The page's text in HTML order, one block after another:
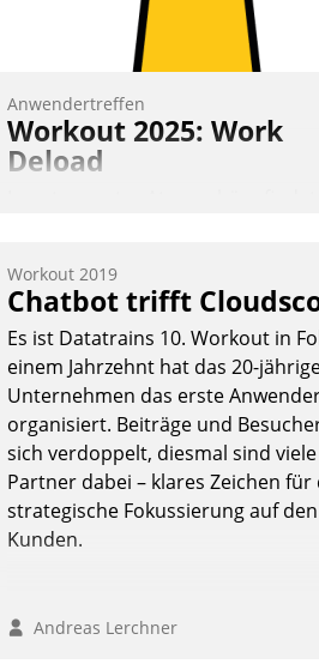
Anwendertreffen
Workout 2025: Work
Deload
Frage: Wie lassen sich
meistern und Workloads wuppen
zunehmend anspruchsvollen
und abnehmendem Nachwuchs?
Nadja Hußmann
Workout 2019
Chatbot trifft
Es ist Datatrains 10. Workout in
einem Jahrzehnt hat das 20-
Unternehmen das erste
organisiert. Beiträge und
sich verdoppelt, diesmal sind viele
Partner dabei – klares Zeichen für
strategische Fokussierung auf den
Kunden.
Andreas Lerchner